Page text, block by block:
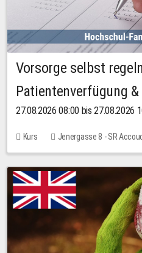
Vorsorge selbst
Patientenverfügung
27.08.2026 08:00 bis 27.08.2026
Kurs
Jenergasse 8 - SR
Keine freien Plätze